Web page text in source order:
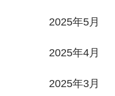
2025年5月
2025年4月
2025年3月